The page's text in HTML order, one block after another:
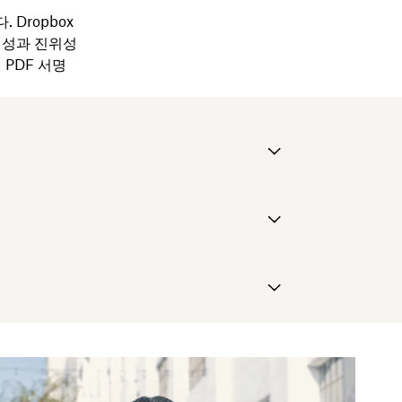
. Dropbox
과 진위성
서명